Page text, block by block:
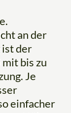
an der
ist der
bis zu
Je
einfacher